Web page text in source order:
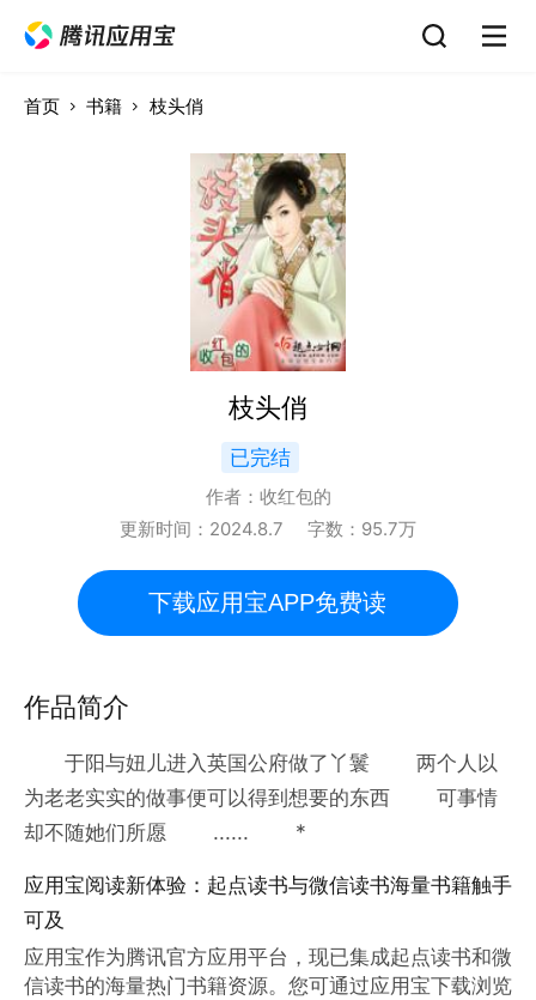
首页 书籍 枝头俏
枝头俏
已完结
作者： 收红包的
更新时间： 2024.8.7 字数： 95.7万
下载应用宝APP免费读
作品简介
于阳与妞儿进入英国公府做了丫鬟 两个人以
为老老实实的做事便可以得到想要的东西 可事情
却不随她们所愿 ...... *
应用宝阅读新体验：起点读书与微信读书海量书籍触手
可及
应用宝作为腾讯官方应用平台，现已集成起点读书和微
信读书的海量热门书籍资源。您可通过应用宝下载浏览